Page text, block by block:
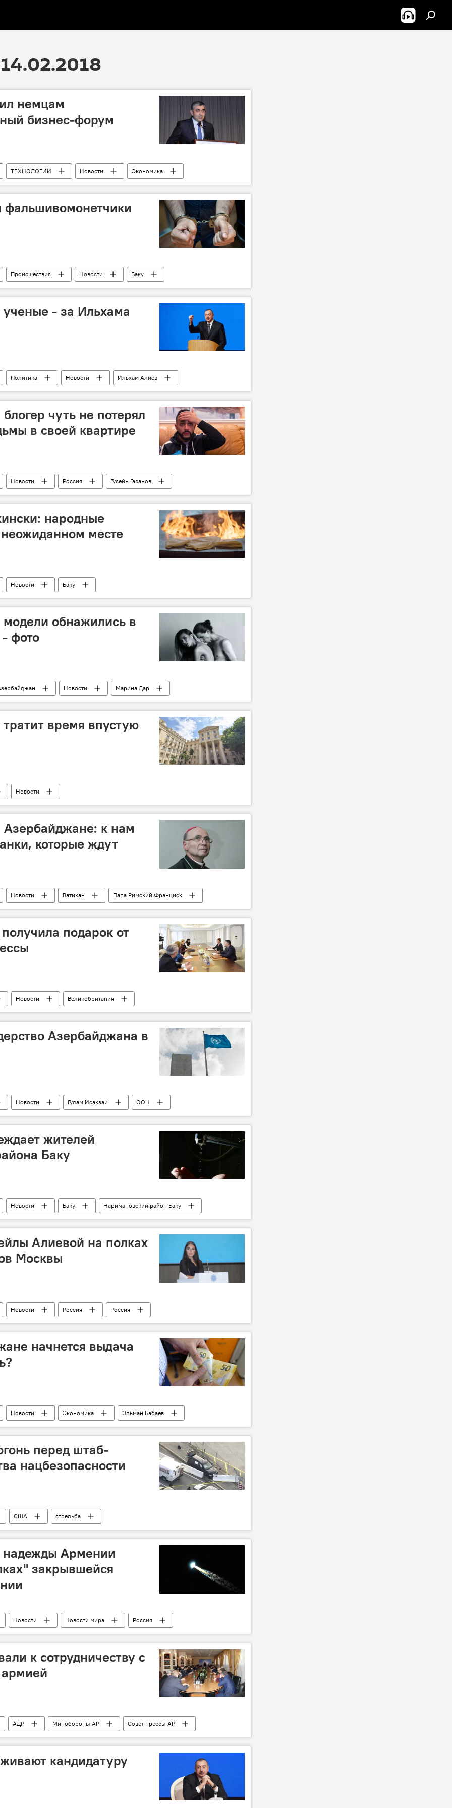
немцам
бизнес-форум
ТЕХНОЛОГИИ Новости
Экономика
технологий Рамин Гулузаде
Вольфганг Бюхеле
Происшествия Новости
Баку
Мошенники фальшивые деньги манаты
- за Ильхама
Политика Новости
Ильхам Алиев
Национальная академия наук Азербайджана
чуть не потерял
в своей квартире
Новости Россия
Гусейн Гасанов
Шутка
народные
месте
Новости
Баку
Масленица блины Празднование
обнажились в
фото
Новости
Марина Дар
откровенная фотосессия
время впустую
Новости
Хикмет Гаджиев
МИД Азербайджана
к нам
которые ждут
Новости Ватикан
Папа Римский Франциск
зачатия назначение
Ватикан
подарок от
Новости
Великобритания
Мехрибан Алиева
Эмма Николсон
встреча
Азербайджана в
Новости Гулам Исакзаи
ООН
жителей
Баку
Новости Баку
Наримановский район Баку
Алиевой на полках
Москвы
Новости Россия
Россия
начнется выдача
Новости Экономика Эльман Бабаев
перед штаб-
нацбезопасности
США стрельба
надежды Армении
закрывшейся
Новости Новости мира
Россия
ЗАО "Геокосмос" Дезинформация Космос
к сотрудничеству с
АДР Минобороны АР
Совет прессы АР
кандидатуру